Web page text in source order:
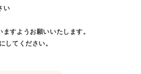
い
すようお願いいたします。
してください。